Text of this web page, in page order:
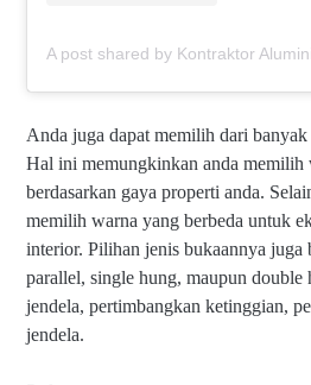
Anda juga dapat memilih dari
Hal ini memungkinkan anda memilih
berdasarkan gaya properti anda.
memilih warna yang berbeda untuk
interior. Pilihan jenis bukaannya juga
parallel, single hung, maupun double
jendela, pertimbangkan ketinggian,
jendela.